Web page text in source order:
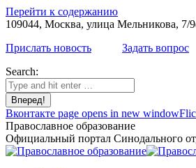
Перейти к содержанию
109044, Москва, улица Мельникова, 7/
Прислать новость
Задать вопрос
Search:
Вконтакте page opens in new window
Православное образование
Официальный портал Синодального